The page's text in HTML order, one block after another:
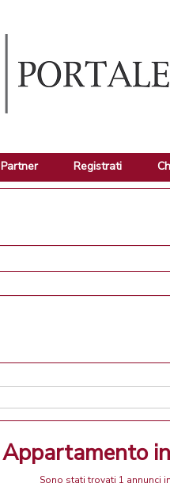
Partner Registrati
Appartamento
Sono stati trovati 1 annunci